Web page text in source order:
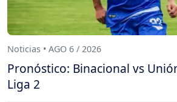
Noticias • AGO 6 / 2026
Pronóstico: Binacional vs
Liga 2